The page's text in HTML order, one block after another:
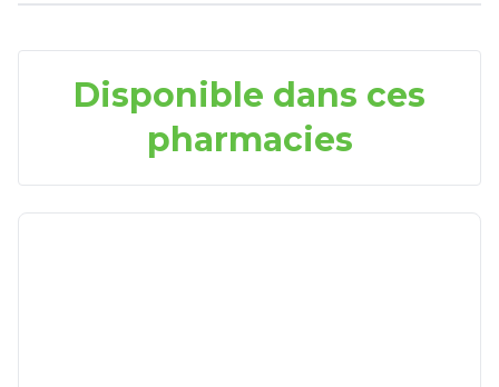
Disponible dans ces
pharmacies